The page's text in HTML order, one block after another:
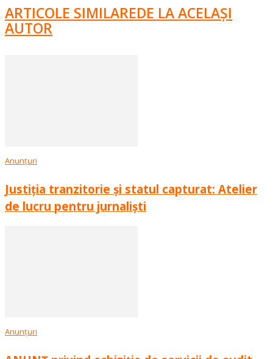
ARTICOLE SIMILAREDE LA ACELAȘI
AUTOR
Anunțuri
Justiția tranzitorie și statul capturat: Atelier
de lucru pentru jurnaliști
Anunțuri